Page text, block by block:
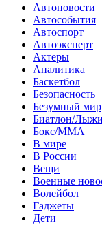
Автоновости
Автособытия
Автоспорт
Автоэксперт
Актеры
Аналитика
Баскетбол
Безопасность
Безумный мир
Биатлон/Лыжи
Бокс/MMA
В мире
В России
Вещи
Военные
Волейбол
Гаджеты
Дети